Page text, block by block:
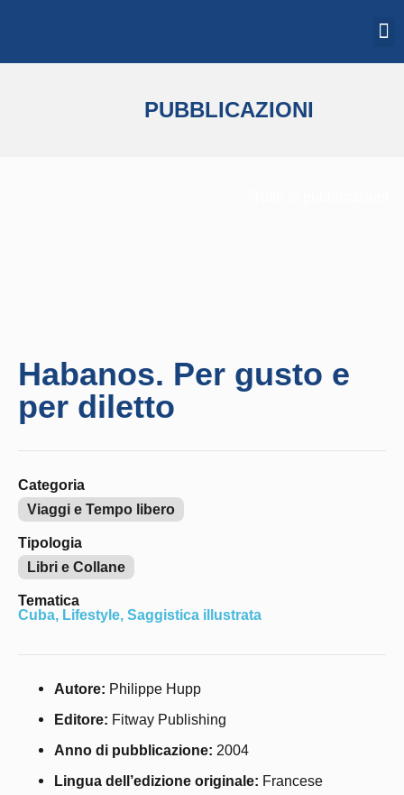
PUBBLICAZIONI
Habanos. Per gusto e
per diletto
Categoria
Viaggi e Tempo libero
Tipologia
Libri e Collane
Tematica
Cuba, Lifestyle, Saggistica illustrata
Autore: Philippe Hupp
Editore: Fitway Publishing
Anno di pubblicazione: 2004
Lingua dell’edizione originale: Francese